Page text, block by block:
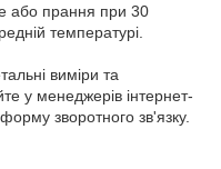
або прання при 30
температурі.
виміри та
у менеджерів інтернет-
зворотного зв'язку.